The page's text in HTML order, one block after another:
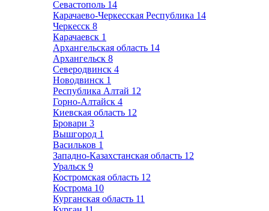
Севастополь 14
Карачаево-Черкесская Республика 14
Черкесск 8
Карачаевск 1
Архангельская область 14
Архангельск 8
Северодвинск 4
Новодвинск 1
Республика Алтай 12
Горно-Алтайск 4
Киевская область 12
Бровари 3
Вышгород 1
Васильков 1
Западно-Казахстанская область 12
Уральск 9
Костромская область 12
Кострома 10
Курганская область 11